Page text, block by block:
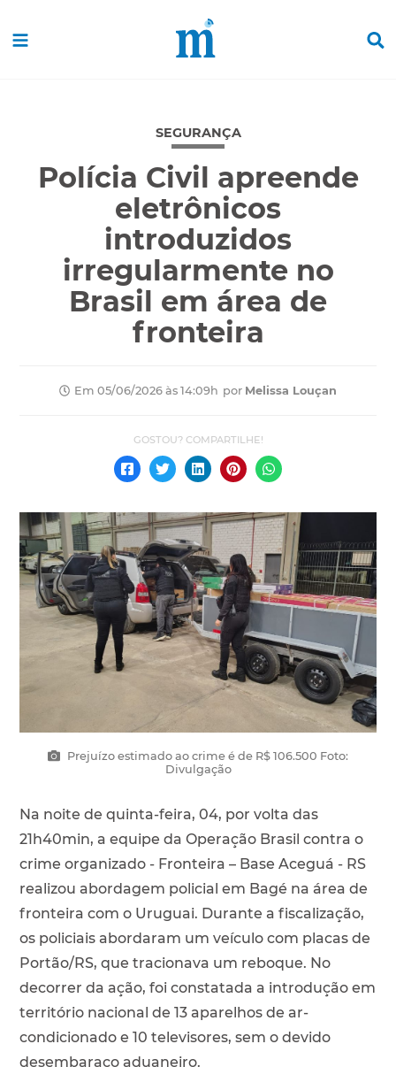
SEGURANÇA
Polícia Civil apreende
eletrônicos
introduzidos
irregularmente no
Brasil em área de
fronteira
Em 05/06/2026 às 14:09h por Melissa Louçan
Prejuízo estimado ao crime é de R$ 106.500 Foto:
Divulgação
Na noite de quinta-feira, 04, por volta das
21h40min, a equipe da Operação Brasil contra o
crime organizado - Fronteira – Base Aceguá - RS
realizou abordagem policial em Bagé na área de
fronteira com o Uruguai. Durante a fiscalização,
os policiais abordaram um veículo com placas de
Portão/RS, que tracionava um reboque. No
decorrer da ação, foi constatada a introdução em
território nacional de 13 aparelhos de ar-
condicionado e 10 televisores, sem o devido
desembaraço aduaneiro.